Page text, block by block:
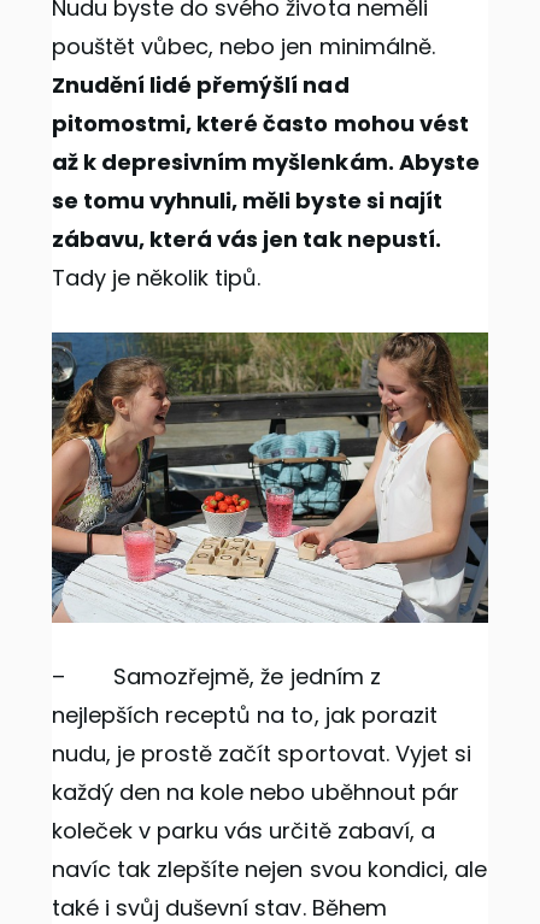
Nudu byste do svého života neměli
pouštět vůbec, nebo jen minimálně.
Znudění lidé přemýšlí nad
pitomostmi, které často mohou vést
až k depresivním myšlenkám. Abyste
se tomu vyhnuli, měli byste si najít
zábavu, která vás jen tak nepustí.
Tady je několik tipů.
–
Samozřejmě, že jedním z
nejlepších receptů na to, jak porazit
nudu, je prostě začít sportovat. Vyjet si
každý den na kole nebo uběhnout pár
koleček v parku vás určitě zabaví, a
navíc tak zlepšíte nejen svou kondici, ale
také i svůj duševní stav. Během